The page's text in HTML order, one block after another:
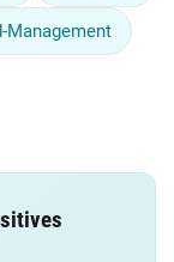
Management